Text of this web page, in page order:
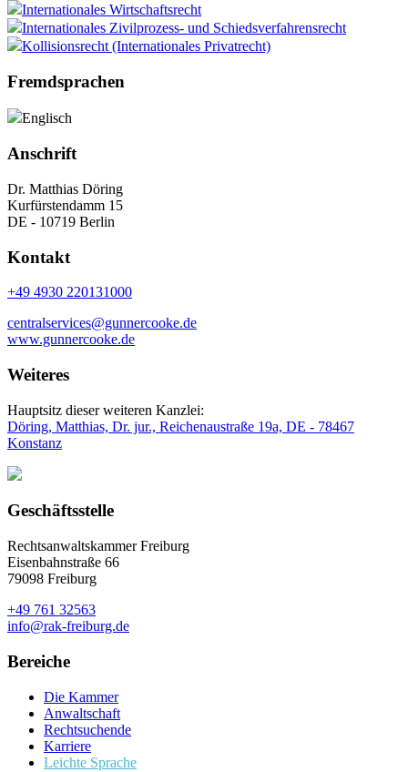
Internationales Wirtschaftsrecht
Internationales Zivilprozess- und Schiedsverfahrensrecht
Kollisionsrecht (Internationales Privatrecht)
Fremdsprachen
Englisch
Anschrift
Dr. Matthias Döring
Kurfürstendamm 15
DE - 10719 Berlin
Kontakt
+49 4930 220131000
centralservices@gunnercooke.de
www.gunnercooke.de
Weiteres
Hauptsitz dieser weiteren Kanzlei:
Döring, Matthias, Dr. jur., Reichenaustraße 19a, DE - 78467
Konstanz
Geschäftsstelle
Rechtsanwaltskammer Freiburg
Eisenbahnstraße 66
79098 Freiburg
+49 761 32563
info@rak-freiburg.de
Bereiche
Die Kammer
Anwaltschaft
Rechtsuchende
Karriere
Leichte Sprache